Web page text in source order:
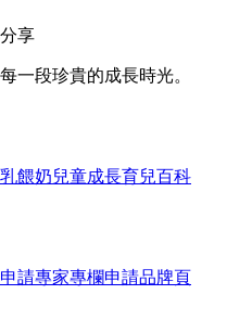
享
一段珍貴的成長時光。
餵奶兒童成長育兒百科
申請專家專欄申請品牌頁